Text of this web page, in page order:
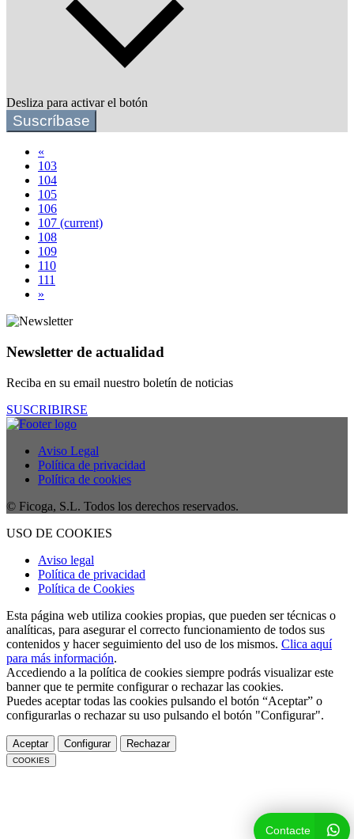
Desliza para activar el botón
Suscríbase
«
103
104
105
106
107 (current)
108
109
110
111
»
Newsletter de actualidad
Reciba en su email nuestro boletín de noticias
SUSCRIBIRSE
Aviso Legal
Política de privacidad
Política de cookies
© Ficoga, S.L. Todos los derechos reservados.
USO DE COOKIES
Aviso legal
Política de privacidad
Política de Cookies
Esta página web utiliza cookies propias, que pueden ser técnicas o
analíticas, para asegurar el correcto funcionamiento de todos sus
contenidos y hacer seguimiento del uso de los mismos. Clica aquí
para más información.
Accediendo a la política de cookies siempre podrás visualizar este
banner que te permite configurar o rechazar las cookies.
Puedes aceptar todas las cookies pulsando el botón “Aceptar” o
configurarlas o rechazar su uso pulsando el botón "Configurar".
Aceptar Configurar Rechazar
COOKIES
Contacte